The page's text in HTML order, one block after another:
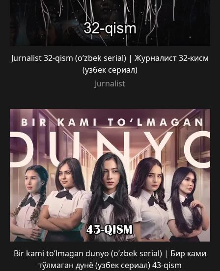
Jurnalist 32-qism (o’zbek serial) | Журналист 32-кисм
(узбек сериал)
Jurnalist
Bir kami to’lmagan dunyo (o’zbek serial) | Бир ками
тўлмаган дунё (узбек сериал) 43-qism